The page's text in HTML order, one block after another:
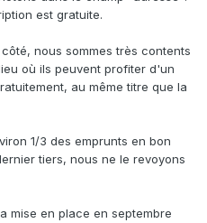
est gratuite.
nous sommes très contents
où ils peuvent profiter d'un
au même titre que la
1/3 des emprunts en bon
tiers, nous ne le revoyons
mise en place en septembre